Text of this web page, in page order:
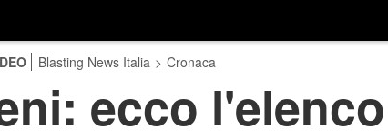
Blasting News Italia > Cronaca
ecco